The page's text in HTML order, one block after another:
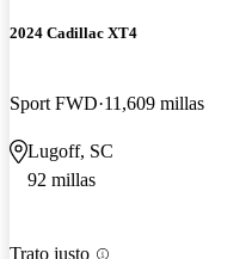
2024 Cadillac XT4
Sport FWD 11,609 millas
Lugoff, SC
92 millas
Trato justo